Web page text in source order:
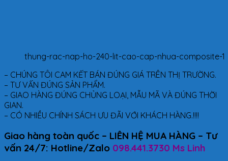
thung-rac-nap-ho-240-lit-cao-cap-nhua-composite-1
– CHÚNG TÔI CAM KẾT BÁN ĐÚNG GIÁ TRÊN THỊ TRƯỜNG.
– TƯ VẤN ĐÚNG SẢN PHẨM.
– GIAO HÀNG ĐÚNG CHỦNG LOẠI, MẪU MÃ VÀ ĐÚNG THỜI
GIAN.
– CÓ NHIỀU CHÍNH SÁCH ƯU ĐÃI VỚI KHÁCH HÀNG.!!!!
Giao hàng toàn quốc – LIÊN HỆ MUA HÀNG – Tư
vấn 24/7: Hotline/Zalo 098.441.3730 Ms Linh